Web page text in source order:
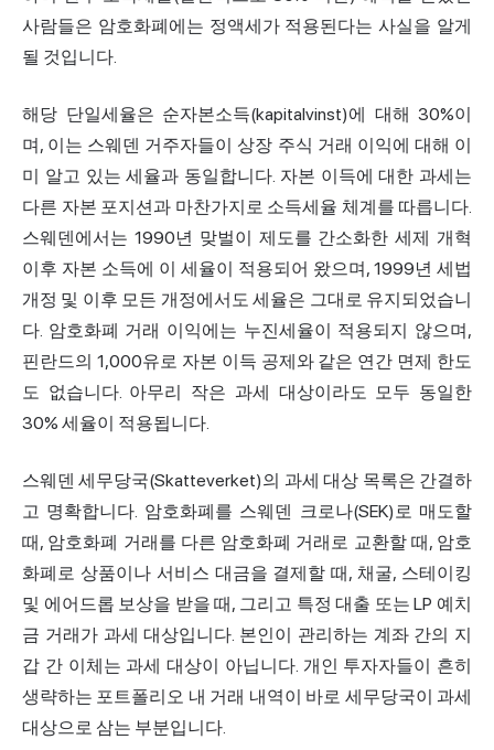
사람들은 암호화폐에는 정액세가 적용된다는 사실을 알게
될 것입니다.
해당 단일세율은 순자본소득(kapitalvinst)에 대해 30%이
며, 이는 스웨덴 거주자들이 상장 주식 거래 이익에 대해 이
미 알고 있는 세율과 동일합니다. 자본 이득에 대한 과세는
다른 자본 포지션과 마찬가지로 소득세율 체계를 따릅니다.
스웨덴에서는 1990년 맞벌이 제도를 간소화한 세제 개혁
이후 자본 소득에 이 세율이 적용되어 왔으며, 1999년 세법
개정 및 이후 모든 개정에서도 세율은 그대로 유지되었습니
다. 암호화폐 거래 이익에는 누진세율이 적용되지 않으며,
핀란드의 1,000유로 자본 이득 공제와 같은 연간 면제 한도
도 없습니다. 아무리 작은 과세 대상이라도 모두 동일한
30% 세율이 적용됩니다.
스웨덴 세무당국(Skatteverket)의 과세 대상 목록은 간결하
고 명확합니다. 암호화폐를 스웨덴 크로나(SEK)로 매도할
때, 암호화폐 거래를 다른 암호화폐 거래로 교환할 때, 암호
화폐로 상품이나 서비스 대금을 결제할 때, 채굴, 스테이킹
및 에어드롭 보상을 받을 때, 그리고 특정 대출 또는 LP 예치
금 거래가 과세 대상입니다. 본인이 관리하는 계좌 간의 지
갑 간 이체는 과세 대상이 아닙니다. 개인 투자자들이 흔히
생략하는 포트폴리오 내 거래 내역이 바로 세무당국이 과세
대상으로 삼는 부분입니다.